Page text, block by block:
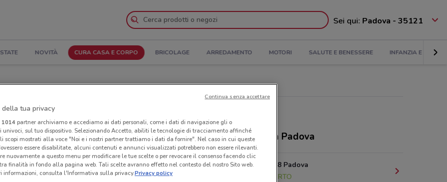
Sei qui: Padova - 35121
NOVITÀ CURA CASA E CORPO BRICOLAGE ARREDAMENTO MOTORI SALUTE E BENESSERE INFANZIA E GIOCHI
Negozi Tigotà a Padova
Negozi Tigotà a Padova
Via Roma, 48 Padova
APERTO
della tua privacy
1014partner archiviamo e accediamo ai dati personali, come i dati di navigazione gli o
sul tuo dispositivo. Selezionando Accetto, abiliti le tecnologie di tracciamento affinché
scopi mostrati alla voce "Noi e i nostri partner trattiamo i dati da fornire". Nel caso in cui queste
essere disabilitate, alcuni contenuti e annunci visualizzati potrebbero non essere rilevanti.
nuovamente a questo menu per modificare le tue scelte o per revocare il consenso facendo clic
finalità in fondo alla pagina web. Tali scelte avranno effetto nel contesto del nostro Sito web.
informazioni, consulta l'Informativa sulla privacy.Privacy policy
Continua senza accettare